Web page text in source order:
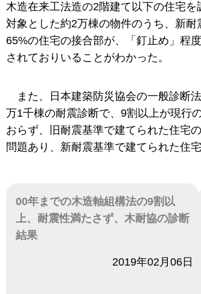
木造在来工法造の2階建て以下の住宅を
対象とした約2万棟の物件のうち、新耐
65%の住宅の接合部が、「釘止め」程
されておりいることがわかった。
また、日本建築防災協会の一般診断
万1千棟の耐震診断で、9割以上が現行
おらず、旧耐震基準で建てられた住宅
問題あり、新耐震基準で建てられた住
00年までの木造軸組構法の9割以
上、耐震性満たさず、木耐協の診断
結果
2019年02月06日